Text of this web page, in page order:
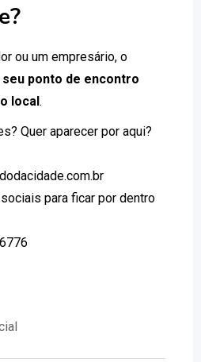
ou um empresário, o
seu ponto de encontro
local.
Quer aparecer por aqui?
para ficar por dentro